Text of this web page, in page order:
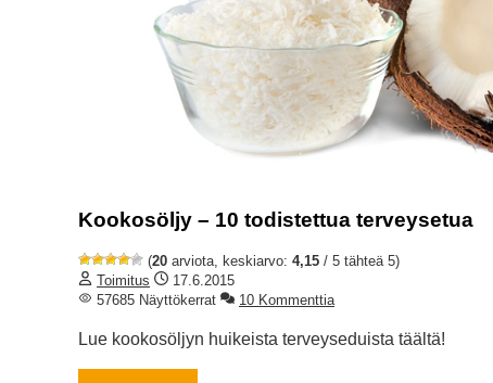
Kookosöljy – 10 todistettua terveysetua
(20 arviota, keskiarvo: 4,15 / 5 tähteä 5)
Toimitus
17.6.2015
57685 Näyttökerrat
10 Kommenttia
Lue kookosöljyn huikeista terveyseduista täältä!